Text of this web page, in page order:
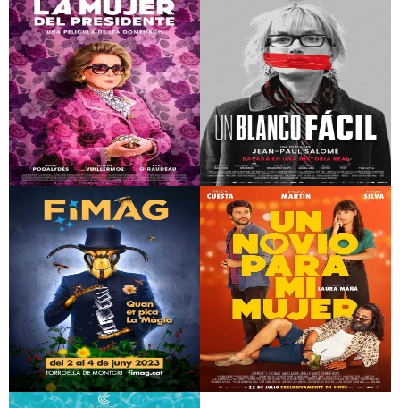
Diplodocus
La mujer del
presidente
Un blanco fácil